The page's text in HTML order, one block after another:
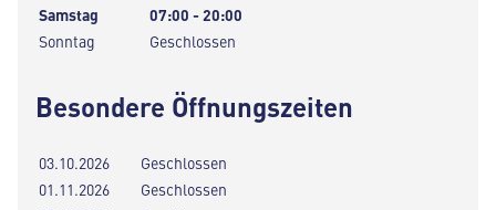
Samstag
07:00 - 20:00
Sonntag
Geschlossen
Besondere Öffnungszeiten
03.10.2026
Geschlossen
01.11.2026
Geschlossen